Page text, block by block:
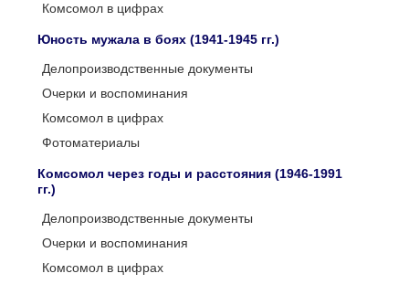
Комсомол в цифрах
Юность мужала в боях (1941-1945 гг.)
Делопроизводственные документы
Очерки и воспоминания
Комсомол в цифрах
Фотоматериалы
Комсомол через годы и расстояния (1946-1991
гг.)
Делопроизводственные документы
Очерки и воспоминания
Комсомол в цифрах